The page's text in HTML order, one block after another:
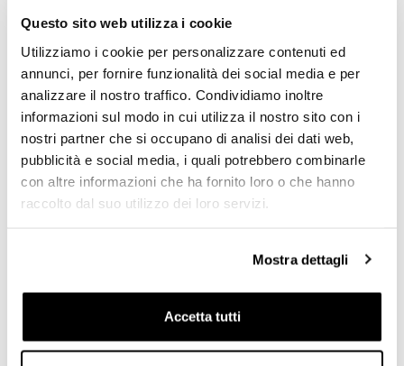
Questo sito web utilizza i cookie
Utilizziamo i cookie per personalizzare contenuti ed
annunci, per fornire funzionalità dei social media e per
analizzare il nostro traffico. Condividiamo inoltre
informazioni sul modo in cui utilizza il nostro sito con i
nostri partner che si occupano di analisi dei dati web,
pubblicità e social media, i quali potrebbero combinarle
con altre informazioni che ha fornito loro o che hanno
raccolto dal suo utilizzo dei loro servizi.
Mostra dettagli
Accetta tutti
scarico e cerchi moto, raggi, parafanghi per biciclette e
cerchi per auto. Può essere utilizzato anche per
rubinetterie in bagni e cucine in muratura.
Applicazione: Agitare prima dell'uso. Mettere il lucidante
su un panno asciutto o direttamente sulla superficie,
strofinare bene e rilucidare con un panno morbido e privo
di pelucchi. Non utilizzare su superfici calde (contiene
acetone).
NB: Agitare prima dell'uso.Attenzione: contiene
acetone